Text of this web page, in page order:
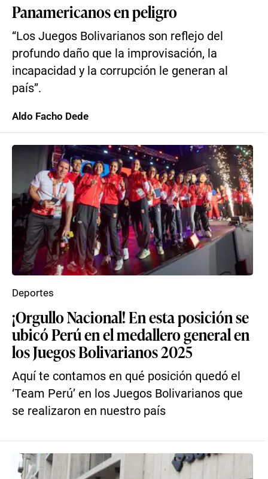
Panamericanos en peligro
“Los Juegos Bolivarianos son reflejo del
profundo daño que la improvisación, la
incapacidad y la corrupción le generan al
país”.
Aldo Facho Dede
¡Orgullo Nacional! En esta posición se
ubicó Perú en el medallero general en
los Juegos Bolivarianos 2025
Aquí te contamos en qué posición quedó el
‘Team Perú’ en los Juegos Bolivarianos que
se realizaron en nuestro país
Deportes